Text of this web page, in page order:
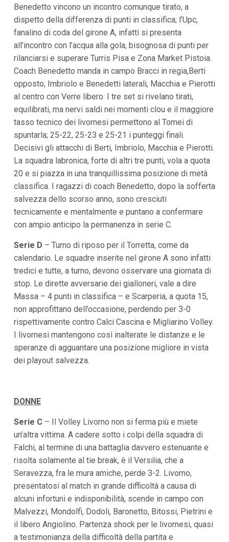
n
c
i
p
a
e
V
i
i
f
o
n
o
Benedetto vincono un incontro comunque tirato, a
dispetto della differenza di punti in classifica; l’Upc,
fanalino di coda del girone A, infatti si presenta
all’incontro con l’acqua alla gola, bisognosa di punti per
rilanciarsi e superare Turris Pisa e Zona Market Pistoia.
Coach Benedetto manda in campo Bracci in regia,Berti
opposto, Imbriolo e Benedetti laterali, Macchia e Pierotti
al centro con Verre libero. I tre set si rivelano tirati,
equilibrati, ma nervi saldi nei momenti clou e il maggiore
tasso tecnico dei livornesi permettono al Tomei di
spuntarla; 25-22, 25-23 e 25-21 i punteggi finali.
Decisivi gli attacchi di Berti, Imbriolo, Macchia e Pierotti.
La squadra labronica, forte di altri tre punti, vola a quota
20 e si piazza in una tranquillissima posizione di metà
classifica. I ragazzi di coach Benedetto, dopo la sofferta
salvezza dello scorso anno, sono cresciuti
tecnicamente e mentalmente e puntano a confermare
con ampio anticipo la permanenza in serie C.
Serie D – Turno di riposo per il Torretta, come da
calendario. Le squadre inserite nel girone A sono infatti
tredici e tutte, a turno, devono osservare una giornata di
stop. Le dirette avversarie dei gialloneri, vale a dire
Massa – 4 punti in classifica – e Scarperia, a quota 15,
non approfittano dell’occasione, perdendo per 3-0
rispettivamente contro Calci Cascina e Migliarino Volley.
I livornesi mantengono così inalterate le distanze e le
speranze di agguantare una posizione migliore in vista
dei playout salvezza.
DONNE
Serie C– Il Volley Livorno non si ferma più e miete
un’altra vittima. A cadere sotto i colpi della squadra di
Falchi, al termine di una battaglia davvero estenuante e
risolta solamente al tie break, è il Versilia, che a
Seravezza, fra le mura amiche, perde 3-2. Livorno,
presentatosi al match in grande difficoltà a causa di
alcuni infortuni e indisponibilità, scende in campo con
Malvezzi, Mondolfi, Dodoli, Baronetto, Bitossi, Pietrini e
il libero Angiolino. Partenza shock per le livornesi, quasi
a testimonianza della difficoltà della partita e